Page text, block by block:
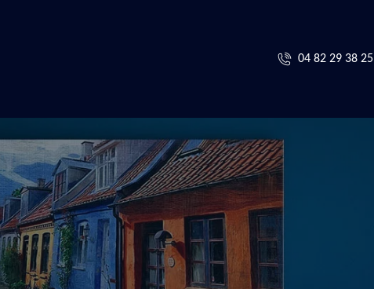
04 82 29 38 25